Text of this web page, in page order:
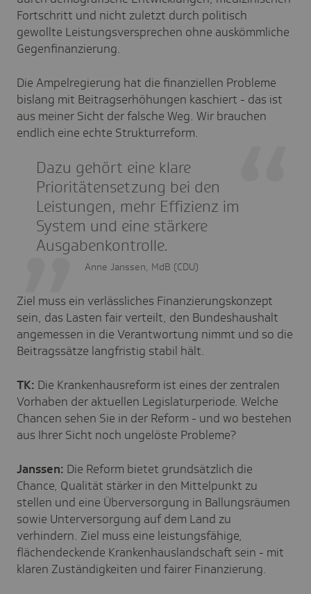
Fortschritt und nicht zuletzt durch politisch
gewollte Leistungsversprechen ohne auskömmliche
Gegenfinanzierung.
Die Ampelregierung hat die finanziellen Probleme
bislang mit Beitragserhöhungen kaschiert - das ist
aus meiner Sicht der falsche Weg. Wir brauchen
endlich eine echte Strukturreform.
Dazu gehört eine klare
Prioritätensetzung bei den
Leistungen, mehr Effizienz im
System und eine stärkere
Ausgabenkontrolle.
Anne Janssen, MdB (CDU)
Ziel muss ein verlässliches Finanzierungskonzept
sein, das Lasten fair verteilt, den Bundeshaushalt
angemessen in die Verantwortung nimmt und so die
Beitragssätze langfristig stabil hält.
TK: Die Krankenhausreform ist eines der zentralen
Vorhaben der aktuellen Legislaturperiode. Welche
Chancen sehen Sie in der Reform - und wo bestehen
aus Ihrer Sicht noch ungelöste Probleme?
Janssen: Die Reform bietet grundsätzlich die
Chance, Qualität stärker in den Mittelpunkt zu
stellen und eine Überversorgung in Ballungsräumen
sowie Unterversorgung auf dem Land zu
verhindern. Ziel muss eine leistungsfähige,
flächendeckende Krankenhauslandschaft sein - mit
klaren Zuständigkeiten und fairer Finanzierung.